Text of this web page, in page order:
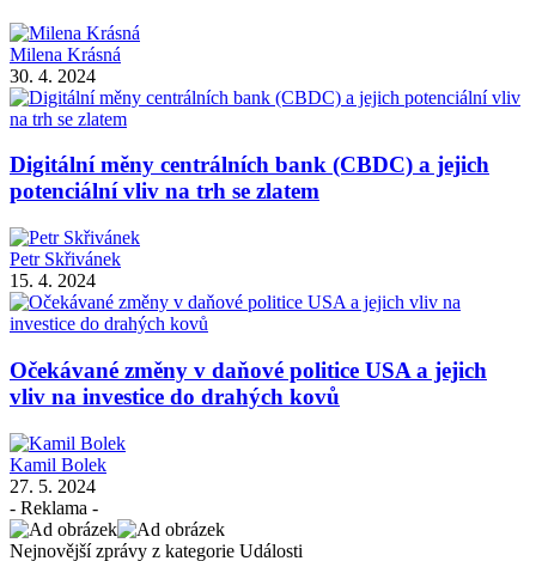
Milena Krásná
30. 4. 2024
Digitální měny centrálních bank (CBDC) a jejich
potenciální vliv na trh se zlatem
Petr Skřivánek
15. 4. 2024
Očekávané změny v daňové politice USA a jejich
vliv na investice do drahých kovů
Kamil Bolek
27. 5. 2024
- Reklama -
Nejnovější zprávy z kategorie Události